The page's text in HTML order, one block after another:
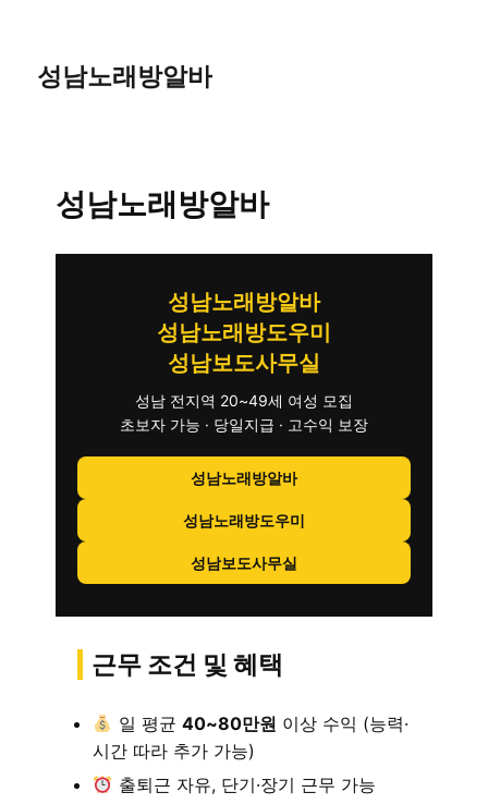
성남노래방알바
성남노래방알바
성남노래방알바
성남노래방도우미
성남보도사무실
성남 전지역 20~49세 여성 모집
초보자 가능 · 당일지급 · 고수익 보장
성남노래방알바
성남노래방도우미
성남보도사무실
근무 조건 및 혜택
일 평균 40~80만원 이상 수익 (능력·
시간 따라 추가 가능)
출퇴근 자유, 단기·장기 근무 가능